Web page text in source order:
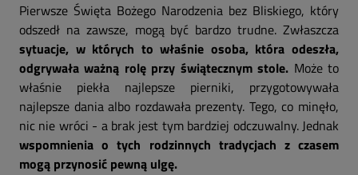
Pierwsze Święta Bożego Narodzenia bez Bliskiego, który
odszedł na zawsze, mogą być bardzo trudne. Zwłaszcza
sytuacje, w których to właśnie osoba, która odeszła,
odgrywała ważną rolę przy świątecznym stole. Może to
właśnie piekła najlepsze pierniki, przygotowywała
najlepsze dania albo rozdawała prezenty. Tego, co minęło,
nic nie wróci - a brak jest tym bardziej odczuwalny. Jednak
wspomnienia o tych rodzinnych tradycjach z czasem
mogą przynosić pewną ulgę.